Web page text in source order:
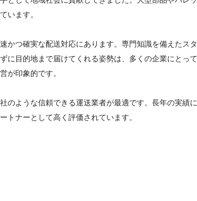
います。
かつ確実な配送対応にあります。専門知識を備えたスタ
に目的地まで届けてくれる姿勢は、多くの企業にとって
が印象的です。
のような信頼できる運送業者が最適です。長年の実績に
トナーとして高く評価されています。